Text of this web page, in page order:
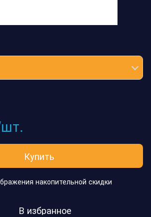
Купить
накопительной скидки
В избранное